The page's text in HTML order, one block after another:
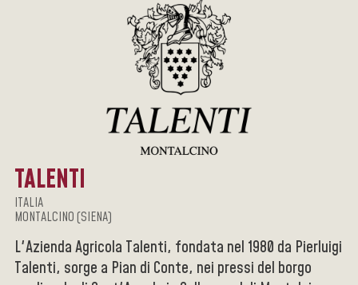
TALENTI
ITALIA
MONTALCINO (SIENA)
L'Azienda Agricola Talenti, fondata nel 1980 da Pierluigi
Talenti, sorge a Pian di Conte, nei pressi del borgo